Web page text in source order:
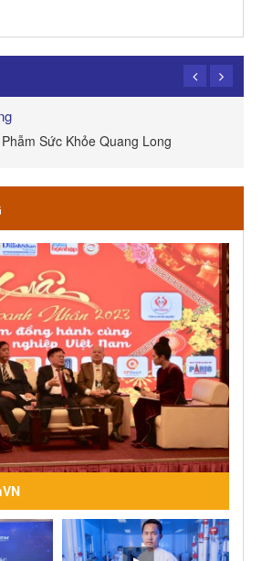
TNHH Dịch vụ Cuộc Sống Hạnh Phúc
Sức Khỏe Quang Long